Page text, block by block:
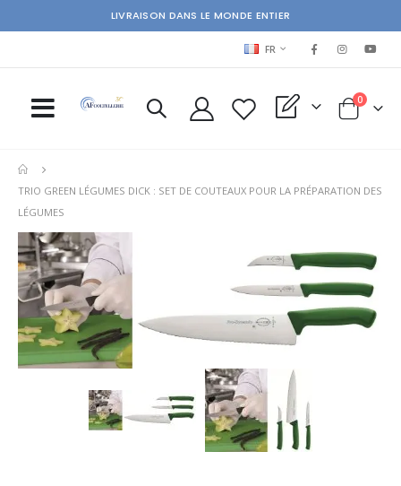
LIVRAISON DANS LE MONDE ENTIER
LANGUAGE
FR
My Quote Cart
0items
TRIO GREEN LÉGUMES DICK : SET DE COUTEAUX POUR LA PRÉPARATION DES
LÉGUMES
Skip
to
the
end
of
the
images
gallery